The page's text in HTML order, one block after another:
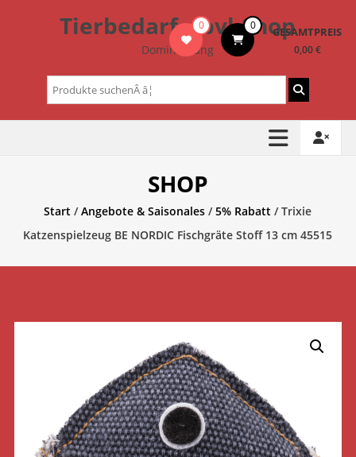
Tierbedarf – bvl-Shop
Dominik Lang
0 0 GESAMTPREIS
0,00 €
Suchen
nach:
SHOP
Start /Angebote & Saisonales /5% Rabatt / Trixie
Katzenspielzeug BE NORDIC Fischgräte Stoff 13 cm 45515